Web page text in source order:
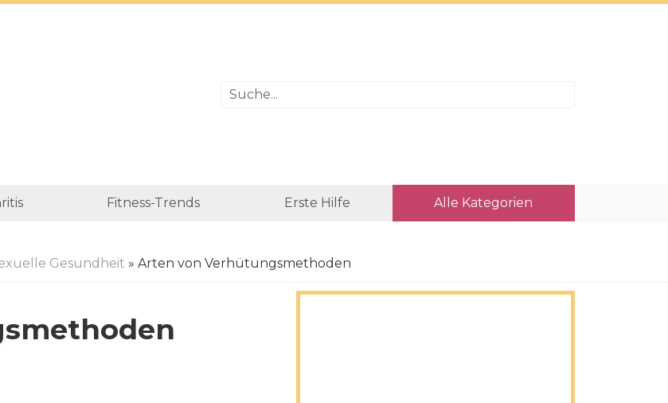
Fitness-Trends Erste Hilfe Alle Kategorien
Gesundheit » Arten von Verhütungsmethoden